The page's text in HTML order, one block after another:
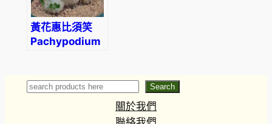
黃花惠比須笑
Pachypodium
Search Search
關於我們